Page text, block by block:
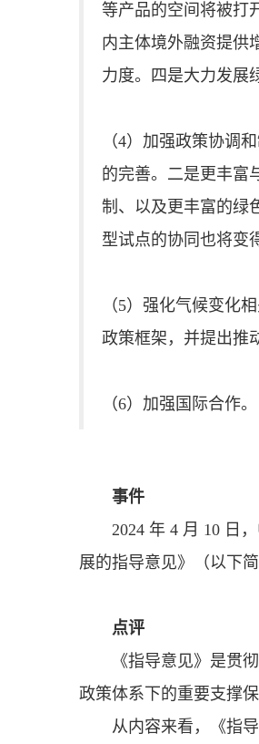
等产品的空间将被打
内主体境外融资提供
力度。四是大力发展
（4）加强政策协调
的完善。二是更丰富
制、以及更丰富的绿
型试点的协同也将变
（5）强化气候变化
政策框架，并提出推
（6）加强国际合作
事件
2024 年 4 月 10 日
展的指导意见》（以下
点评
《指导意见》是贯
政策体系下的重要支撑
从内容来看，《指